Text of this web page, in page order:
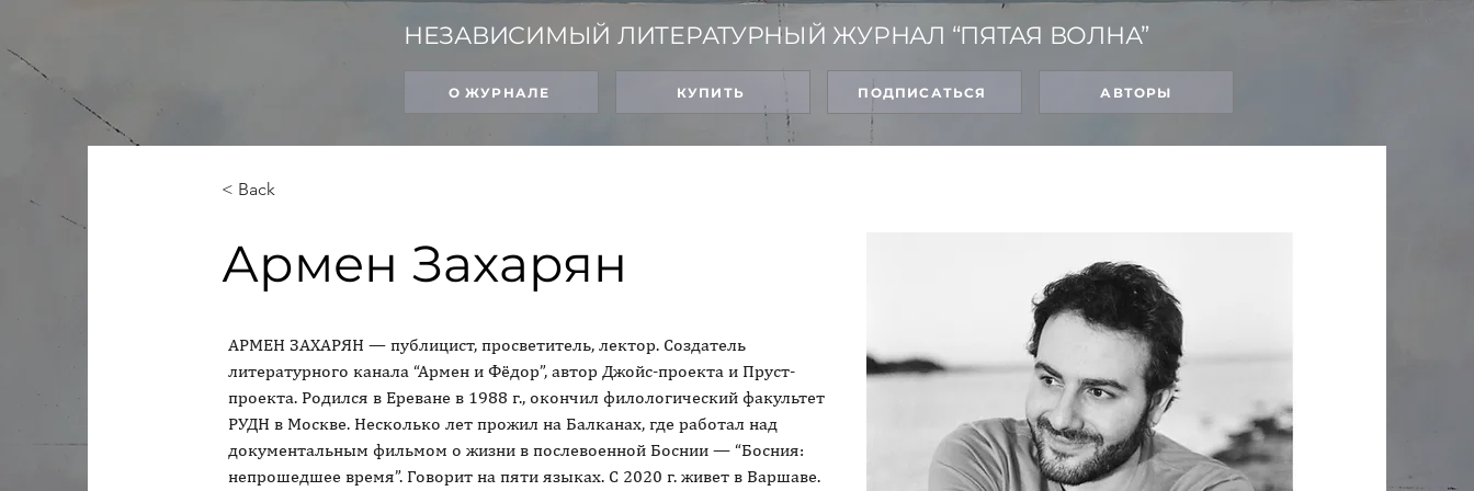
НЕЗАВИСИМЫЙ ЛИТЕРАТУРНЫЙ ЖУРНАЛ “ПЯТАЯ ВОЛНА”
О ЖУРНАЛЕ АВТОРЫ
ПОДПИСАТЬСЯ
КУПИТЬ
< Back
Армен Захарян
АРМЕН ЗАХАРЯН — публицист, просветитель, лектор. Создатель
литературного канала “Армен и Фёдор”, автор Джойс-проекта и Пруст-
проекта. Родился в Ереване в 1988 г., окончил филологический факультет
РУДН в Москве. Несколько лет прожил на Балканах, где работал над
документальным фильмом о жизни в послевоенной Боснии — “Босния:
непрошедшее время”. Говорит на пяти языках. С 2020 г. живет в Варшаве.